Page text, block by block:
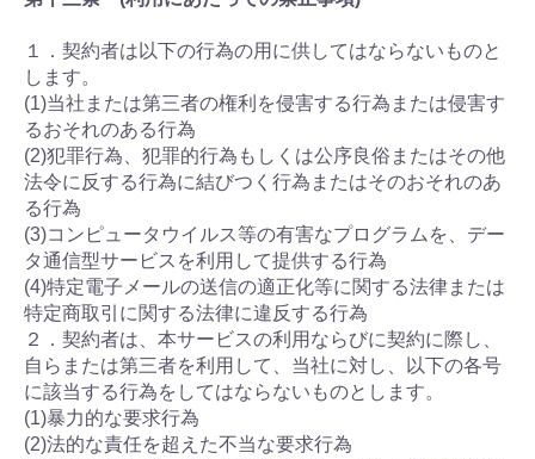
１．契約者は以下の行為の用に供してはならないものと
します。
(1)当社または第三者の権利を侵害する行為または侵害す
るおそれのある行為
(2)犯罪行為、犯罪的行為もしくは公序良俗またはその他
法令に反する行為に結びつく行為またはそのおそれのあ
る行為
(3)コンピュータウイルス等の有害なプログラムを、デー
タ通信型サービスを利用して提供する行為
(4)特定電子メールの送信の適正化等に関する法律または
特定商取引に関する法律に違反する行為
２．契約者は、本サービスの利用ならびに契約に際し、
自らまたは第三者を利用して、当社に対し、以下の各号
に該当する行為をしてはならないものとします。
(1)暴力的な要求行為
(2)法的な責任を超えた不当な要求行為